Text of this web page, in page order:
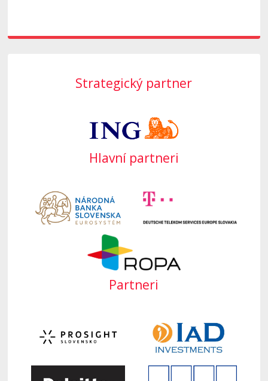
Strategický partner
Hlavní partneri
Partneri